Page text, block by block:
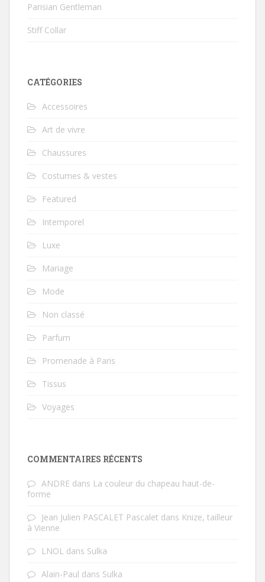
Parisian Gentleman
Stiff Collar
CATÉGORIES
Accessoires
Art de vivre
Chaussures
Costumes & vestes
Featured
Intemporel
Luxe
Mariage
Mode
Non classé
Parfum
Promenade à Paris
Tissus
Voyages
COMMENTAIRES RÉCENTS
ANDRE dans La couleur du chapeau haut-de-
forme
Jean Julien PASCALET Pascalet dans Knize, tailleur
à Vienne
LNOL dans Sulka
Alain-Paul dans Sulka